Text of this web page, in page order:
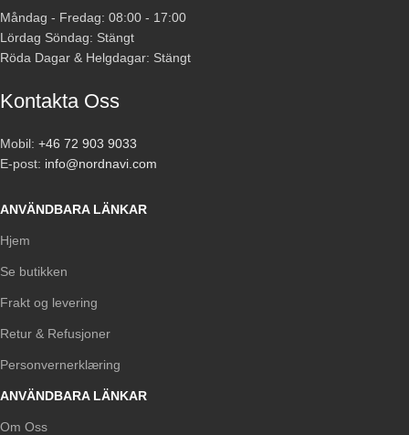
Måndag - Fredag: 08:00 - 17:00
Lördag Söndag: Stängt
Röda Dagar & Helgdagar: Stängt
Kontakta Oss
Mobil: +46 72 903 9033
E-post: info@nordnavi.com
ANVÄNDBARA LÄNKAR
Hjem
Se butikken
Frakt og levering
Retur & Refusjoner
Personvernerklæring
ANVÄNDBARA LÄNKAR
Om Oss